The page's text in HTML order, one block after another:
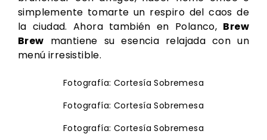
simplemente tomarte un respiro del caos de
la ciudad. Ahora también en Polanco, Brew
Brew mantiene su esencia relajada con un
menú irresistible.
Fotografía: Cortesía Sobremesa
Fotografía: Cortesía Sobremesa
Fotografía: Cortesía Sobremesa